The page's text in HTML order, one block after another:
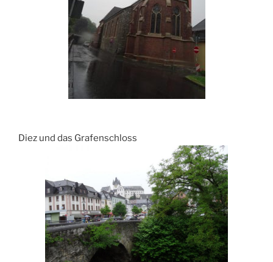
Diez und das Grafenschloss